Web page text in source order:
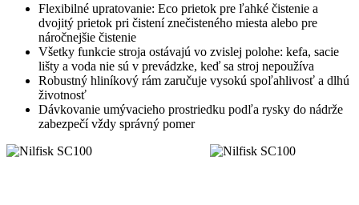
Flexibilné upratovanie: Eco prietok pre ľahké čistenie a
dvojitý prietok pri čistení znečisteného miesta alebo pre
náročnejšie čistenie
Všetky funkcie stroja ostávajú vo zvislej polohe: kefa, sacie
lišty a voda nie sú v prevádzke, keď sa stroj nepoužíva
Robustný hliníkový rám zaručuje vysokú spoľahlivosť a dlhú
životnosť
Dávkovanie umývacieho prostriedku podľa rysky do nádrže
zabezpečí vždy správný pomer